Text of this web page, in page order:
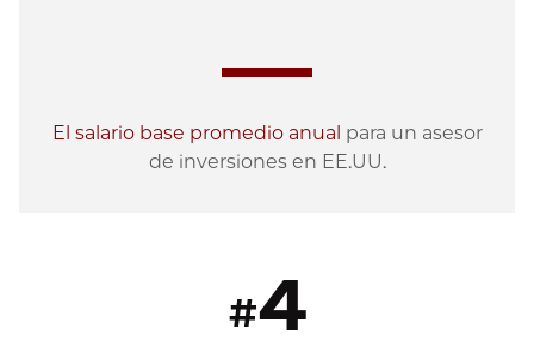
El salario base promedio anual para un asesor
de inversiones en EE.UU.
#4